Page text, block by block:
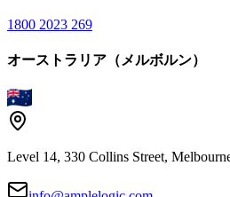
1800 2023 269
オーストラリア（メルボルン）
Level 14, 330 Collins Street,